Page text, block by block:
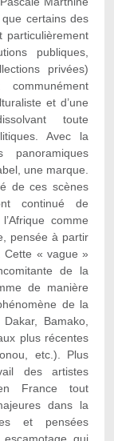
certains des
publiques,
privées)
et d’une
toute
Avec la
panoramiques
une marque.
de ces scènes
continué de
comme
pensée à partir
Cette « vague »
de la
de manière
de la
Bamako,
plus récentes
etc.). Plus
des artistes
France tout
dans la
et pensées